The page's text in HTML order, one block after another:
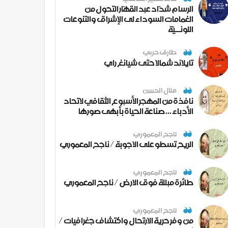
الرسام شدّاد عبد القهّار التحول من
الغمامات السوداء لى الإشراق والتنوعات
اللونــيّة
طارق حربي
تايلاند شمالا حتى شيانغ راي
منال الحسن
نافذة من المهجر الأسبوع الثقافي لاتحاد
الأدباء ... صناعة الحياة بأبهى صورها
ناجح المعموري
الريح تسطو على الاجوبة / ناجح المعموري
ناجح المعموري
طائرة مبللة فوق الارض / ناجح المعموري
ناجح المعموري
من وفر حرية الارتحال واكتشاف جغرافيات /